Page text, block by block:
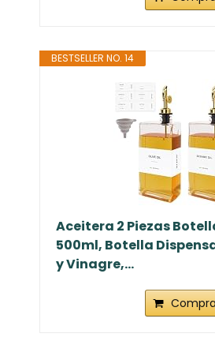
BESTSELLER NO. 14
Aceitera 2 Piezas
500ml, Botella
y Vinagre,...